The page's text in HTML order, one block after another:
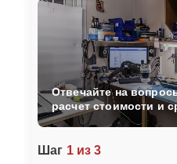
Шаг 1 из 3
Отвечайте на
расчет стоимости и